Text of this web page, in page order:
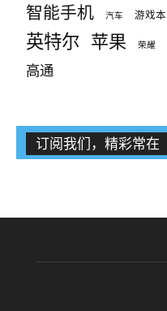
智能手机 汽车 游戏本
英特尔 苹果 荣耀
高通
订阅我们，精彩常在